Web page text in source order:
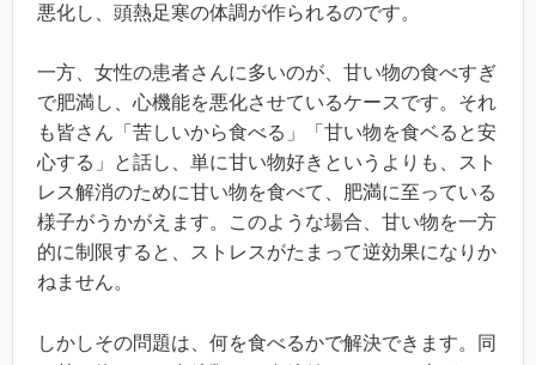
悪化し、頭熱足寒の体調が作られるのです。
一方、女性の患者さんに多いのが、甘い物の食べすぎ
で肥満し、心機能を悪化させているケースです。それ
も皆さん「苦しいから食べる」「甘い物を食ベると安
心する」と話し、単に甘い物好きというよりも、スト
レス解消のために甘い物を食べて、肥満に至っている
様子がうかがえます。このような場合、甘い物を一方
的に制限すると、ストレスがたまって逆効果になりか
ねません。
しかしその問題は、何を食べるかで解決できます。同